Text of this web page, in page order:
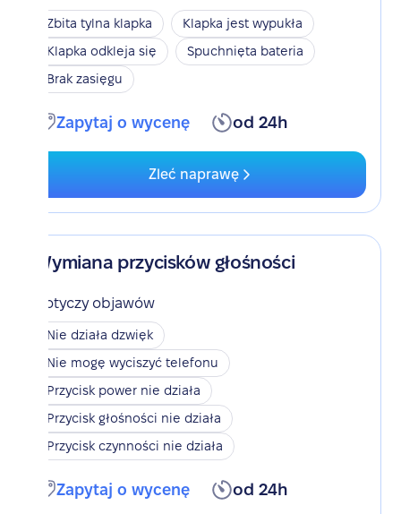
Zbita tylna klapka
Klapka jest wypukła
Klapka odkleja się
Spuchnięta bateria
Brak zasięgu
Zapytaj o wycenę od 24h
Zleć naprawę
Wymiana przycisków głośności
Dotyczy objawów
Nie działa dzwięk
Nie mogę wyciszyć telefonu
Przycisk power nie działa
Przycisk głośności nie działa
Przycisk czynności nie działa
Zapytaj o wycenę od 24h